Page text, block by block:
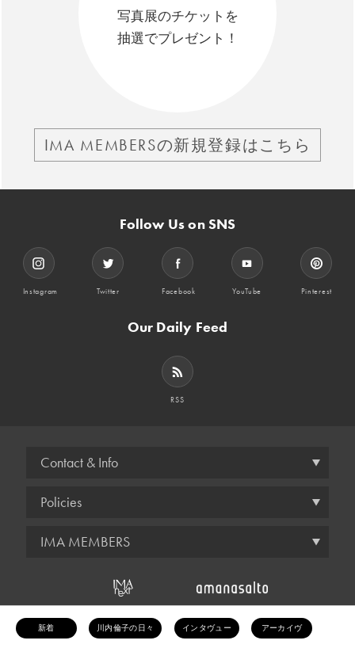
写真展のチケットを
抽選でプレゼント！
IMA MEMBERSの新規登録はこちら
Follow Us on SNS
Instagram Twitter Facebook YouTube Pinterest
Our Daily Feed
RSS
Contact & Info
Policies
IMA MEMBERS
© amana inc.
新着 川内倫子の日々 インタヴュー アーカイヴ